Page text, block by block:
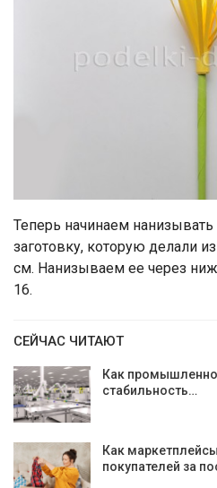
Теперь начинаем
заготовку, которую делали
см. Нанизываем ее через
16.
СЕЙЧАС ЧИТАЮТ
Как
стабильность…
Как
покупателей за